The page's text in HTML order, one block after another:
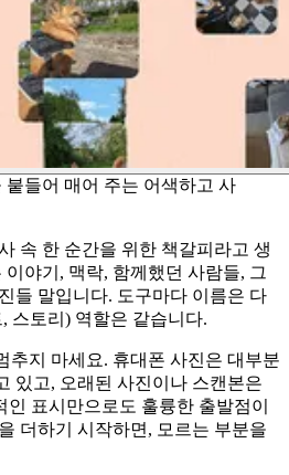
붙들어 매어 주는 어색하고 사
속 한 순간을 위한 책갈피라고 생
야기, 맥락, 함께했던 사람들, 그
들 말입니다. 도구마다 이름은 다
스토리) 역할은 같습니다.
추지 마세요. 휴대폰 사진은 대부분
있고, 오래된 사진이나 스캔본은
표시만으로도 훌륭한 출발점이
더하기 시작하면, 모르는 부분을